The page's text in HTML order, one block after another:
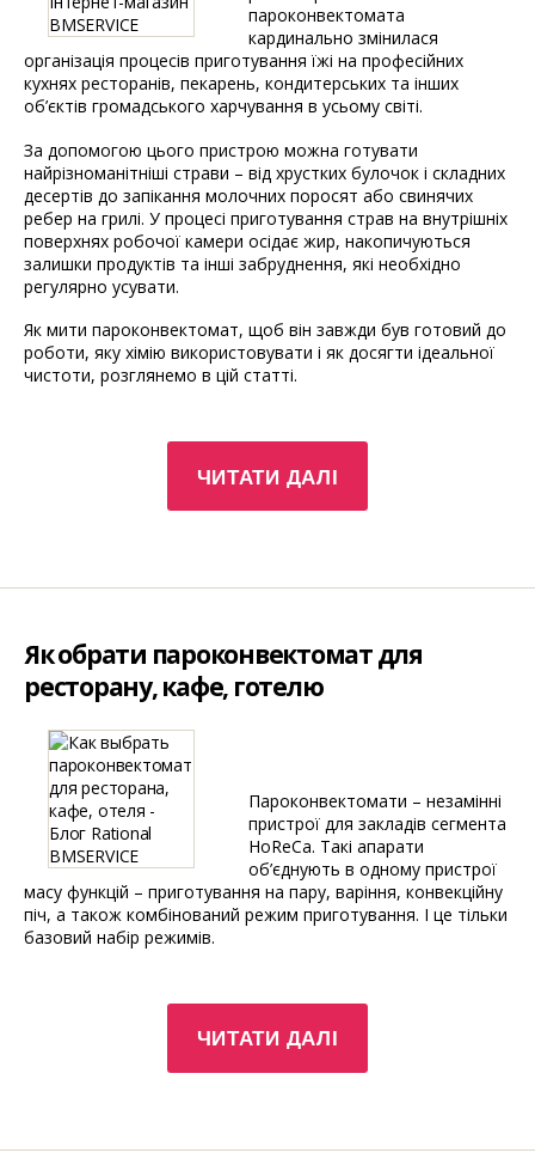
пароконвектомата
кардинально змінилася
організація процесів приготування їжі на професійних
кухнях ресторанів, пекарень, кондитерських та інших
об’єктів громадського харчування в усьому світі.
За допомогою цього пристрою можна готувати
найрізноманітніші страви – від хрустких булочок і складних
десертів до запікання молочних поросят або свинячих
ребер на грилі. У процесі приготування страв на внутрішніх
поверхнях робочої камери осідає жир, накопичуються
залишки продуктів та інші забруднення, які необхідно
регулярно усувати.
Як мити пароконвектомат, щоб він завжди був готовий до
роботи, яку хімію використовувати і як досягти ідеальної
чистоти, розглянемо в цій статті.
ЧИТАТИ ДАЛІ
“Як
Як обрати пароконвектомат для
ресторану, кафе, готелю
Пароконвектомати – незамінні
пристрої для закладів сегмента
HoReCa. Такі апарати
об’єднують в одному пристрої
масу функцій – приготування на пару, варіння, конвекційну
піч, а також комбінований режим приготування. І це тільки
базовий набір режимів.
ЧИТАТИ ДАЛІ
“Як